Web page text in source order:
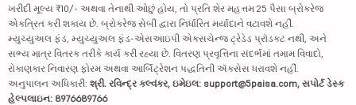
ખરીદી મૂલ્ય ₹10/- અથવા તેનાથી ઓછું હોય, તો પ્રતિ શેર મહત્તમ 25 પૈસા બ્રોકરેજ
એકત્રિત કરી શકાય છે. બ્રોકરેજ સેબી દ્વારા નિર્ધારિત મર્યાદાને વટાવશે નહીં.
મ્યુચ્યુઅલ ફંડ, મ્યુચ્યુઅલ ફંડ-એસઆઇપી એક્સચેન્જ ટ્રેડેડ પ્રૉડક્ટ નથી, અને
સભ્ય માત્ર વિતરક તરીકે કાર્ય કરી રહ્યા છે. વિતરણ પ્રવૃત્તિના સંદર્ભમાં તમામ વિવાદો,
રોકાણકાર નિવારણ ફોરમ અથવા આર્બિટ્રેશન પદ્ધતિની ઍક્સેસ ધરાવશે નહીં.
અનુપાલન અધિકારી: શ્રી. રવિન્દ્ર કલ્વંકર, ઇમેઇલ: support@5paisa.com, સપોર્ટ ડેસ્ક
હેલ્પલાઇન: 8976689766